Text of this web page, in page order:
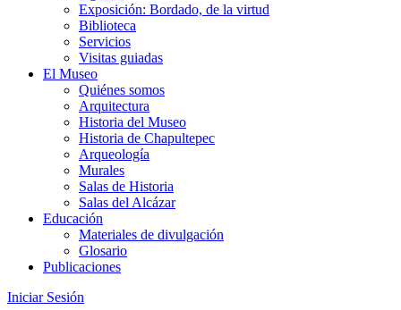
Exposición: Bordado, de la virtud
Biblioteca
Servicios
Visitas guiadas
El Museo
Quiénes somos
Arquitectura
Historia del Museo
Historia de Chapultepec
Arqueología
Murales
Salas de Historia
Salas del Alcázar
Educación
Materiales de divulgación
Glosario
Publicaciones
Iniciar Sesión